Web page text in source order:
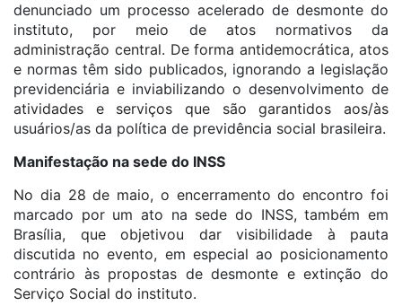
denunciado um processo acelerado de desmonte do
instituto, por meio de atos normativos da
administração central. De forma antidemocrática, atos
e normas têm sido publicados, ignorando a legislação
previdenciária e inviabilizando o desenvolvimento de
atividades e serviços que são garantidos aos/às
usuários/as da política de previdência social brasileira.
Manifestação na sede do INSS
No dia 28 de maio, o encerramento do encontro foi
marcado por um ato na sede do INSS, também em
Brasília, que objetivou dar visibilidade à pauta
discutida no evento, em especial ao posicionamento
contrário às propostas de desmonte e extinção do
Serviço Social do instituto.